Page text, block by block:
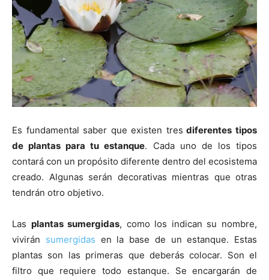
Es fundamental saber que existen tres diferentes tipos
de plantas para tu estanque. Cada uno de los tipos
contará con un propósito diferente dentro del ecosistema
creado. Algunas serán decorativas mientras que otras
tendrán otro objetivo.
Las plantas sumergidas, como los indican su nombre,
vivirán sumergidas en la base de un estanque. Estas
plantas son las primeras que deberás colocar. Son el
filtro que requiere todo estanque. Se encargarán de